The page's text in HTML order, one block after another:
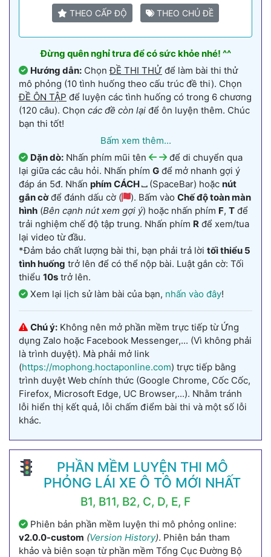
THEO CẤP ĐỘ THEO CHỦ ĐỀ
Đừng quên nghỉ trưa để có sức khỏe nhé! ^^
Hướng dẫn: ChọnĐỀ THI THỬ để làm bài thi thử
mô phỏng (10 tình huống theo cấu trúc đề thi). Chọn
ĐỀ ÔN TẬP để luyện các tình huống có trong 6 chương
(120 câu). Chọn các đề còn lại để ôn luyện thêm. Chúc
bạn thi tốt!
Bấm xem thêm...
Dặn dò: Nhấn phím mũi tên
để di chuyển qua
lại giữa các câu hỏi. Nhấn phím G để mở nhanh gợi ý
đáp án 5đ. Nhấn phím CÁCH ⎵(SpaceBar) hoặc nút
gắn cờđể đánh dấu cờ ( ). Bấm vào Chế độ toàn màn
hình (Bên cạnh nút xem gợi ý) hoặc nhấn phím F, T để
trải nghiệm chế độ tập trung. Nhấn phím R để xem/tua
lại video từ đầu.
*Đảm bảo chất lượng bài thi, bạn phải trả lời tối thiểu 5
tình huống trở lên để có thể nộp bài. Luật gắn cờ: Tối
thiểu 10s trở lên.
Xem lại lịch sử làm bài của bạn, nhấn vào đây!
Chú ý: Không nên mở phần mềm trực tiếp từ Ứng
dụng Zalo hoặc Facebook Messenger,... (Vì không phải
là trình duyệt). Mà phải mở link
(https://mophong.hoctaponline.com) trực tiếp bằng
trình duyệt Web chính thức (Google Chrome, Cốc Cốc,
Firefox, Microsoft Edge, UC Browser,...). Nhằm tránh
lỗi hiển thị kết quả, lỗi chấm điểm bài thi và một số lỗi
khác.
PHẦN MỀM LUYỆN THI MÔ
PHỎNG LÁI XE Ô TÔ MỚI NHẤT
B1, B11, B2, C, D, E, F
Phiên bản phần mềm luyện thi mô phỏng online:
v2.0.0-custom (Version History). Phiên bản tham
khảo và biên soạn từ phần mềm Tổng Cục Đường Bộ